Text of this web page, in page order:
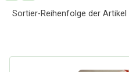
Sortier-Reihenfolge der Artikel